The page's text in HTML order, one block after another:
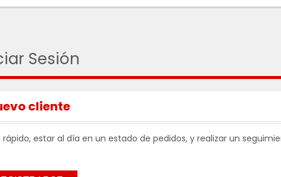
Sesión
cliente
estar al día en un estado de pedidos, y realizar un